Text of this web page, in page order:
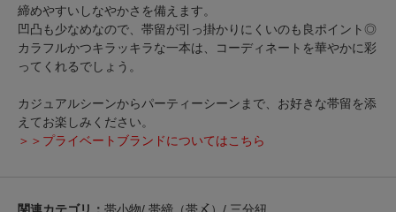
締めやすいしなやかさを備えます。
凹凸も少なめなので、帯留が引っ掛かりにくいのも良ポイント◎
カラフルかつキラッキラな一本は、コーディネートを華やかに彩
ってくれるでしょう。
カジュアルシーンからパーティーシーンまで、お好きな帯留を添
えてお楽しみください。
＞＞プライベートブランドについてはこちら